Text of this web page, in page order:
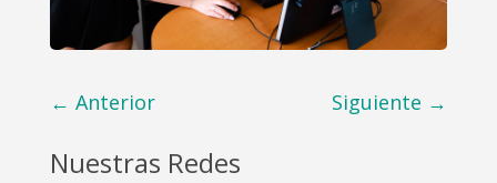
← Anterior Siguiente →
Nuestras Redes